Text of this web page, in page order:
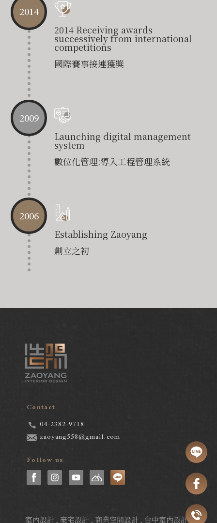
2014
2014 Receiving awards
successively from international
competitions
國際賽事接連獲獎
Launching digital management
system
數位化管理:導入工程管理系統
2009
2006
Establishing Zaoyang
創立之初
Contact
04-2382-9718
zaoyang558@gmail.com
Follow us